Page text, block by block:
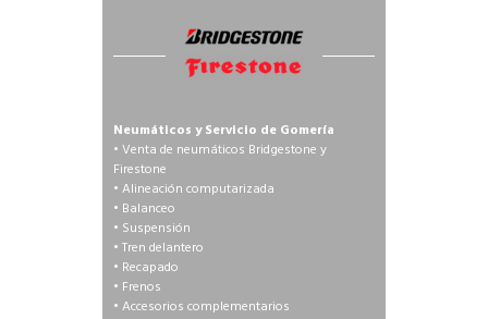
Neumáticos y Servicio de Gomería
• Venta de neumáticos Bridgestone y
Firestone
• Alineación computarizada
• Balanceo
• Suspensión
• Tren delantero
• Recapado
• Frenos
• Accesorios complementarios